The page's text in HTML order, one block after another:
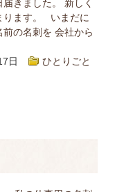
きました。 新しく
ります。 いまだに
の名刺を 会社から
日
ひとりごと